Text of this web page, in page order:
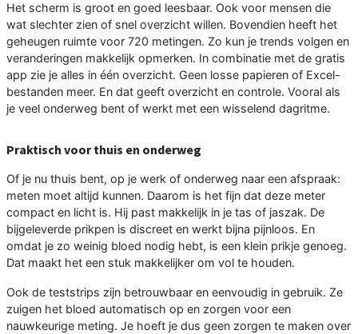
Het scherm is groot en goed leesbaar. Ook voor mensen die
wat slechter zien of snel overzicht willen. Bovendien heeft het
geheugen ruimte voor 720 metingen. Zo kun je trends volgen en
veranderingen makkelijk opmerken. In combinatie met de gratis
app zie je alles in één overzicht. Geen losse papieren of Excel-
bestanden meer. En dat geeft overzicht en controle. Vooral als
je veel onderweg bent of werkt met een wisselend dagritme.
Praktisch voor thuis en onderweg
Of je nu thuis bent, op je werk of onderweg naar een afspraak:
meten moet altijd kunnen. Daarom is het fijn dat deze meter
compact en licht is. Hij past makkelijk in je tas of jaszak. De
bijgeleverde prikpen is discreet en werkt bijna pijnloos. En
omdat je zo weinig bloed nodig hebt, is een klein prikje genoeg.
Dat maakt het een stuk makkelijker om vol te houden.
Ook de teststrips zijn betrouwbaar en eenvoudig in gebruik. Ze
zuigen het bloed automatisch op en zorgen voor een
nauwkeurige meting. Je hoeft je dus geen zorgen te maken over